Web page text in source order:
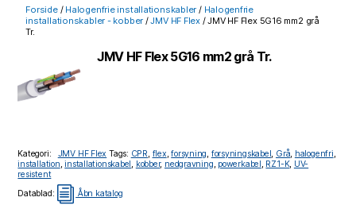
Forside/ Halogenfrie installationskabler / Halogenfrie
installationskabler - kobber /JMV HF Flex/ JMV HF Flex 5G16 mm2 grå
Tr.
JMV HF Flex 5G16 mm2 grå Tr.
Kategori: JMV HF Flex Tags: CPR, flex,forsyning, forsyningskabel, Grå, halogenfri,
installation,installationskabel, kobber, nedgravning, powerkabel, RZ1-K, UV-
resistent
Datablad: i Åbn katalog